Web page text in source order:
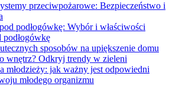
przeciwpożarowe: Bezpieczeństwo i
podłogówkę: Wybór i właściwości
podłogówkę
sposobów na upiększenie domu
wnętrz? Odkryj trendy w zieleni
młodzieży: jak ważny jest odpowiedni
młodego organizmu